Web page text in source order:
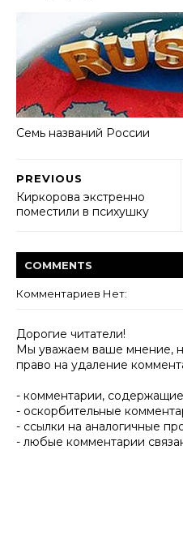
Семь названий России
PREVIOUS
Киркорова экстренно
поместили в психушку
COMMENTS
Комментариев Нет:
Дорогие читатели!
Мы уважаем ваше мнение,
право на удаление
- комментарии,
- оскорбительные
- ссылки на аналогичные
- любые комментарии